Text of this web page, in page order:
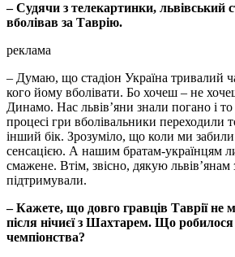
– Судячи з телекартинки, львівський
вболівав за Таврію.
реклама
– Думаю, що стадіон Україна тривалий
кого йому вболівати. Бо хочеш – не
Динамо. Нас львів’яни знали погано і
процесі гри вболівальники переходили
інший бік. Зрозуміло, що коли ми
сенсацією. А нашим братам-українцям
смажене. Втім, звісно, дякую львів’янам
підтримували.
– Кажете, що довго гравців Таврії не
після нічиєї з Шахтарем. Що робилося
чемпіонства?